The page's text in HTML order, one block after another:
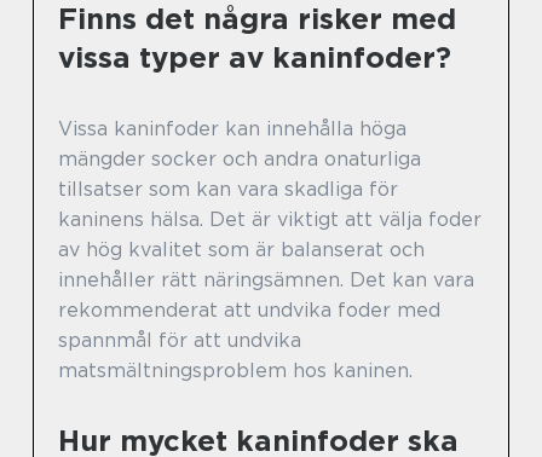
Finns det några risker med
vissa typer av kaninfoder?
Vissa kaninfoder kan innehålla höga
mängder socker och andra onaturliga
tillsatser som kan vara skadliga för
kaninens hälsa. Det är viktigt att välja foder
av hög kvalitet som är balanserat och
innehåller rätt näringsämnen. Det kan vara
rekommenderat att undvika foder med
spannmål för att undvika
matsmältningsproblem hos kaninen.
Hur mycket kaninfoder ska